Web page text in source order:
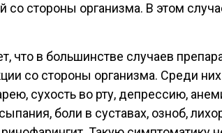
со стороны организма. В этом
что в большинстве случаев
со стороны организма. Среди
сухость во рту, депрессию,
боли в суставах, озноб,